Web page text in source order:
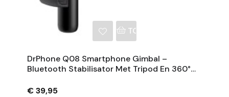
TOEVOEGEN AAN
DrPhone Q08 Smartphone Gimbal –
Bluetooth Stabilisator Met Tripod En 360°
€ 39,95